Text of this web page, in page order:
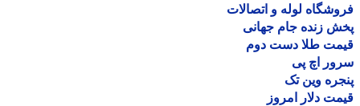
لوله و اتصالات
زنده جام جهانی
طلا دست دوم
اچ پی
وین تک
دلار امروز